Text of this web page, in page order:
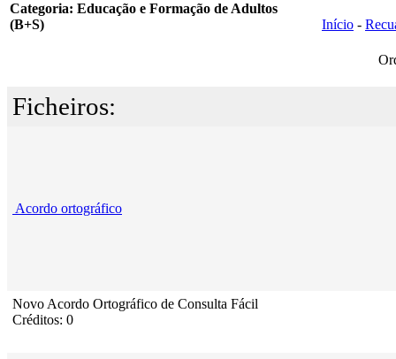
Categoria: Educação e Formação de Adultos
(B+S)
Início -
Ficheiros:
Acordo ortográfico
Novo Acordo Ortográfico de Consulta Fácil
Créditos: 0